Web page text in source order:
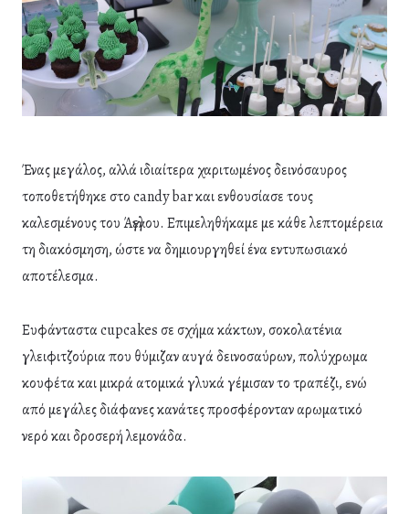
Ένας μεγάλος, αλλά ιδιαίτερα χαριτωμένος δεινόσαυρος
τοποθετήθηκε στο candy bar και ενθουσίασε τους
καλεσμένους του Άγγελου. Επιμεληθήκαμε με κάθε λεπτομέρεια
τη διακόσμηση, ώστε να δημιουργηθεί ένα εντυπωσιακό
αποτέλεσμα.
Ευφάνταστα cupcakes σε σχήμα κάκτων, σοκολατένια
γλειφιτζούρια που θύμιζαν αυγά δεινοσαύρων, πολύχρωμα
κουφέτα και μικρά ατομικά γλυκά γέμισαν το τραπέζι, ενώ
από μεγάλες διάφανες κανάτες προσφέρονταν αρωματικό
νερό και δροσερή λεμονάδα.